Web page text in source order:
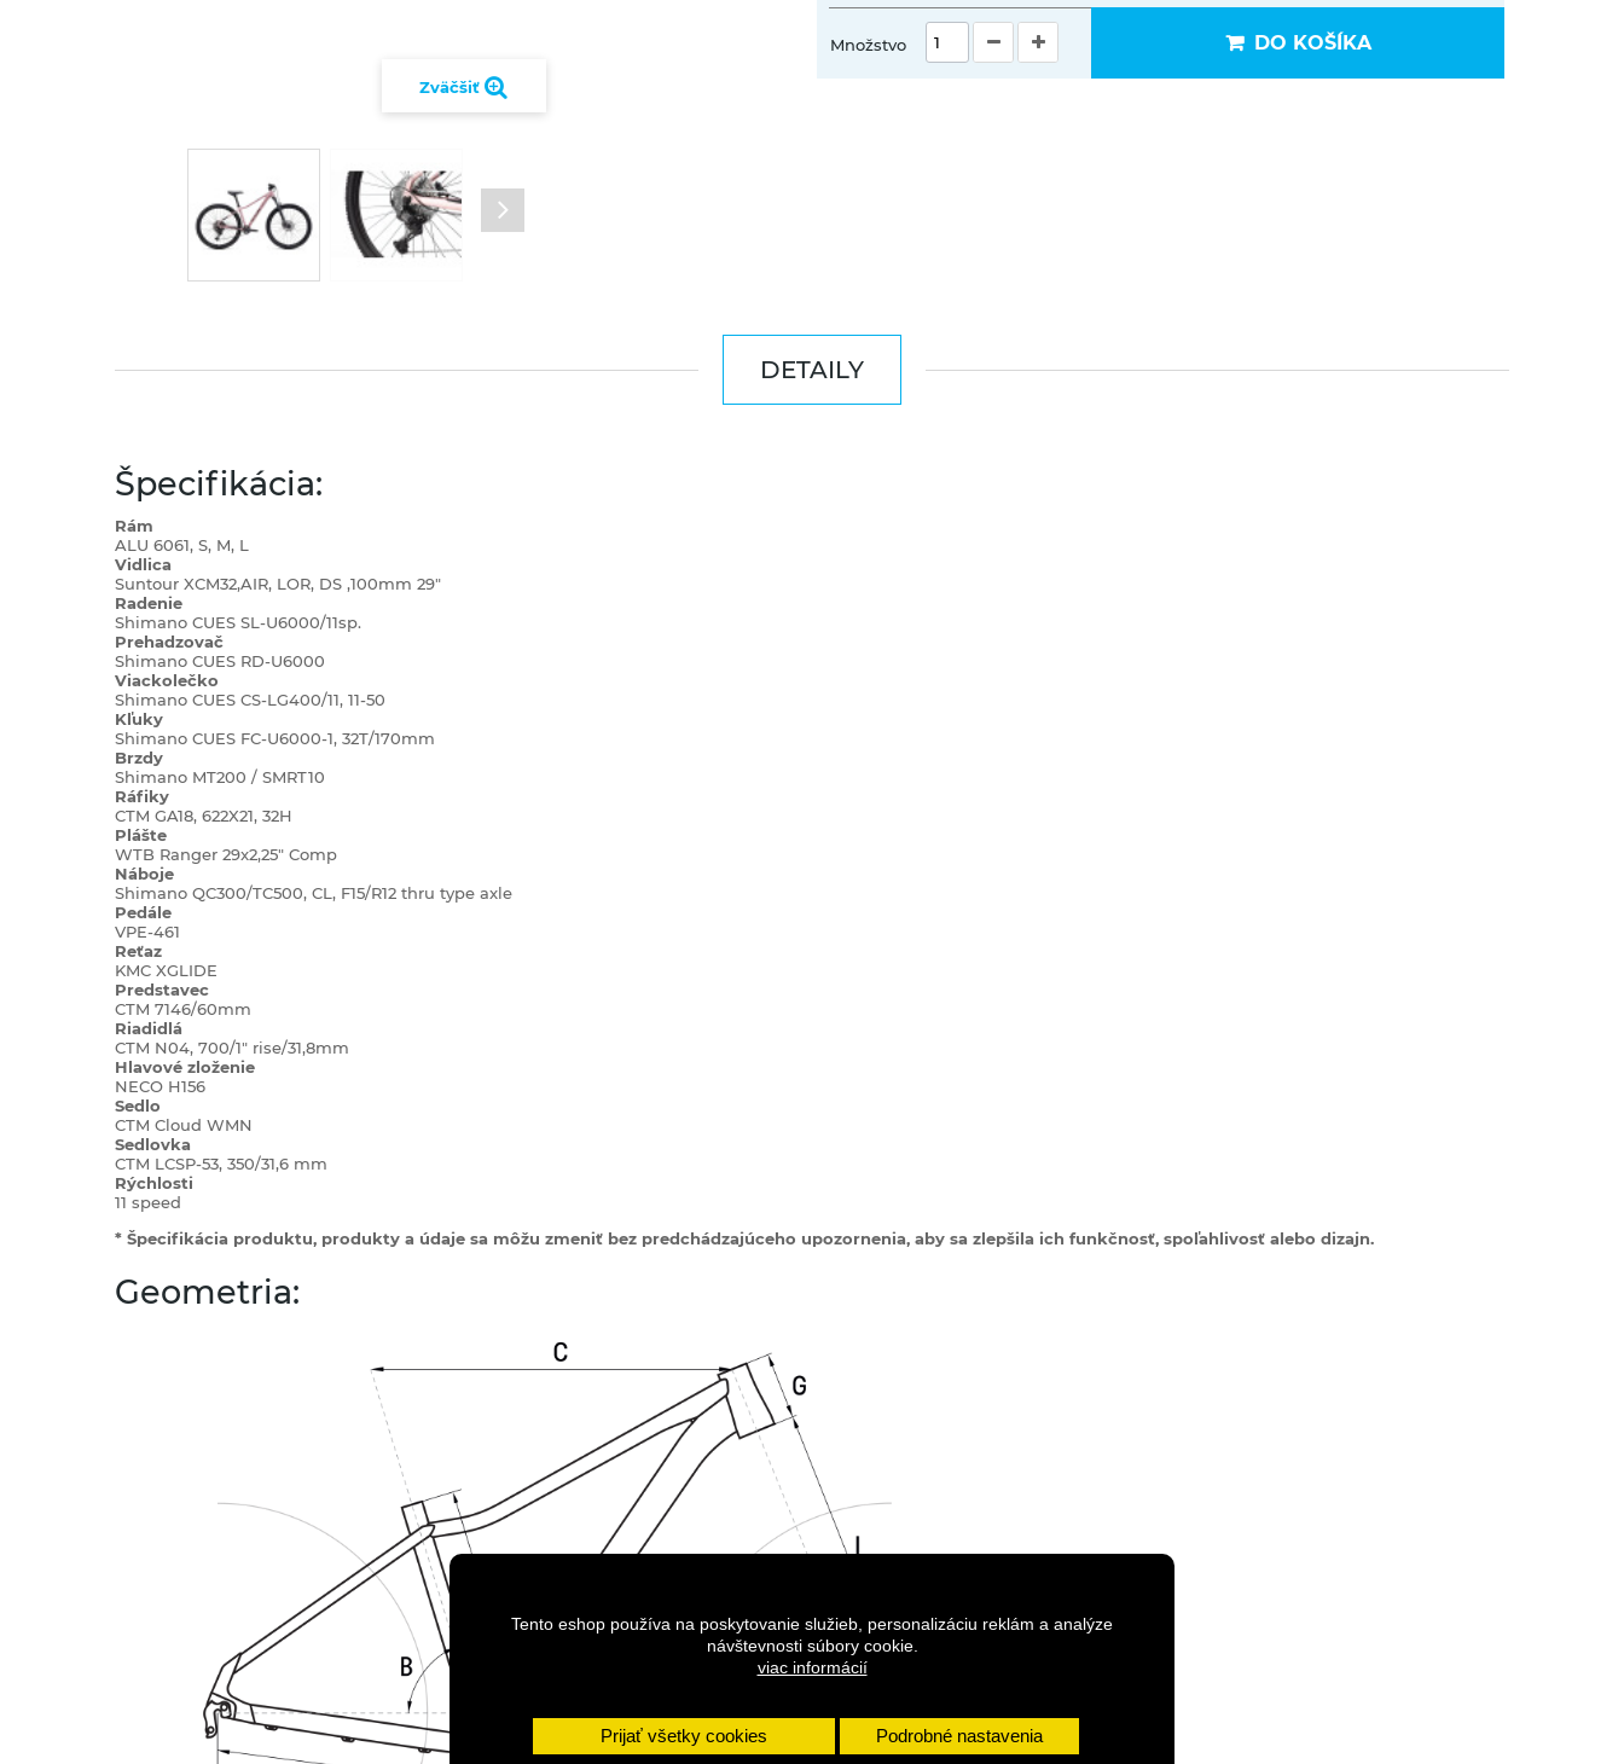
Tento eshop používa na poskytovanie služieb, personalizáciu reklám a analýze
návštevnosti súbory cookie.
viac informácií
Prijať všetky cookies Podrobné nastavenia
Zväčšiť
Množstvo DO KOŠÍKA
DETAILY
Špecifikácia:
Rám
ALU 6061, S, M, L
Vidlica
Suntour XCM32,AIR, LOR, DS ,100mm 29"
Radenie
Shimano CUES SL-U6000/11sp.
Prehadzovač
Shimano CUES RD-U6000
Viackolečko
Shimano CUES CS-LG400/11, 11-50
Kľuky
Shimano CUES FC-U6000-1, 32T/170mm
Brzdy
Shimano MT200 / SMRT10
Ráfiky
CTM GA18, 622X21, 32H
Plášte
WTB Ranger 29x2,25" Comp
Náboje
Shimano QC300/TC500, CL, F15/R12 thru type axle
Pedále
VPE-461
Reťaz
KMC XGLIDE
Predstavec
CTM 7146/60mm
Riadidlá
CTM N04, 700/1" rise/31,8mm
Hlavové zloženie
NECO H156
Sedlo
CTM Cloud WMN
Sedlovka
CTM LCSP-53, 350/31,6 mm
Rýchlosti
11 speed
* Špecifikácia produktu, produkty a údaje sa môžu zmeniť bez predchádzajúceho upozornenia, aby sa zlepšila ich funkčnosť, spoľahlivosť alebo dizajn.
Geometria: